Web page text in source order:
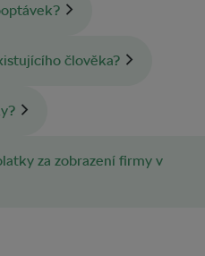
člověka?
za zobrazení firmy v